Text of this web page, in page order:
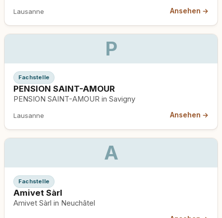
Lausanne Ansehen →
P
Fachstelle
PENSION SAINT-AMOUR
PENSION SAINT-AMOUR in Savigny
Lausanne Ansehen →
A
Fachstelle
Amivet Sàrl
Amivet Sàrl in Neuchâtel